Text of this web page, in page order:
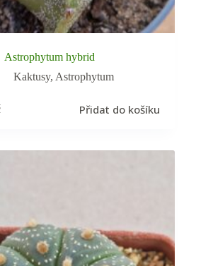
Astrophytum hybrid
Kaktusy, Astrophytum
Přidat do košíku